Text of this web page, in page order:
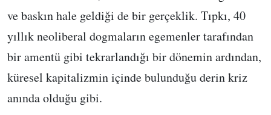
ve baskın hale geldiği de bir gerçeklik. Tıpkı, 40
yıllık neoliberal dogmaların egemenler tarafından
bir amentü gibi tekrarlandığı bir dönemin ardından,
küresel kapitalizmin içinde bulunduğu derin kriz
anında olduğu gibi.